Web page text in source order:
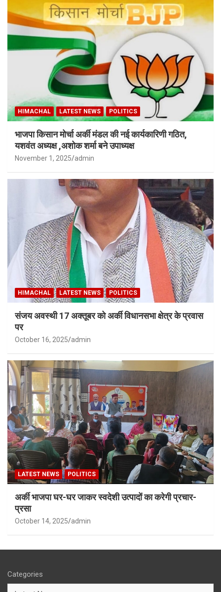
HIMACHAL LATEST NEWS POLITICS
भाजपा किसान मोर्चा अर्की मंडल की नई कार्यकारिणी गठित,
यशवंत अध्यक्ष ,अशोक शर्मा बने उपाध्यक्ष
November 1, 2025 admin
HIMACHAL LATEST NEWS POLITICS
संजय अवस्थी 17 अक्तूबर को अर्की विधानसभा क्षेत्र के प्रवास
पर
October 16, 2025 admin
LATEST NEWS POLITICS
अर्की भाजपा घर-घर जाकर स्वदेशी उत्पादों का करेगी प्रचार-
प्रसा
October 14, 2025 admin
Categories